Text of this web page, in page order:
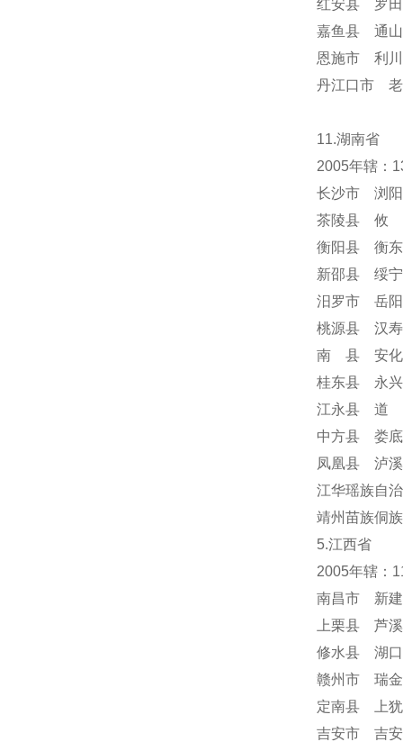
红安县 罗
嘉鱼县 通
恩施市 利
丹江口市
11.湖南省
2005年辖：
长沙市 浏
茶陵县 攸
衡阳县 衡
新邵县 绥
汨罗市 岳
桃源县 汉
南 县 安化
桂东县 永
江永县 道
中方县 娄
凤凰县 泸
江华瑶族自
靖州苗族侗
5.江西省
2005年辖：
南昌市 新
上栗县 芦
修水县 湖
赣州市 瑞
定南县 上
吉安市 吉